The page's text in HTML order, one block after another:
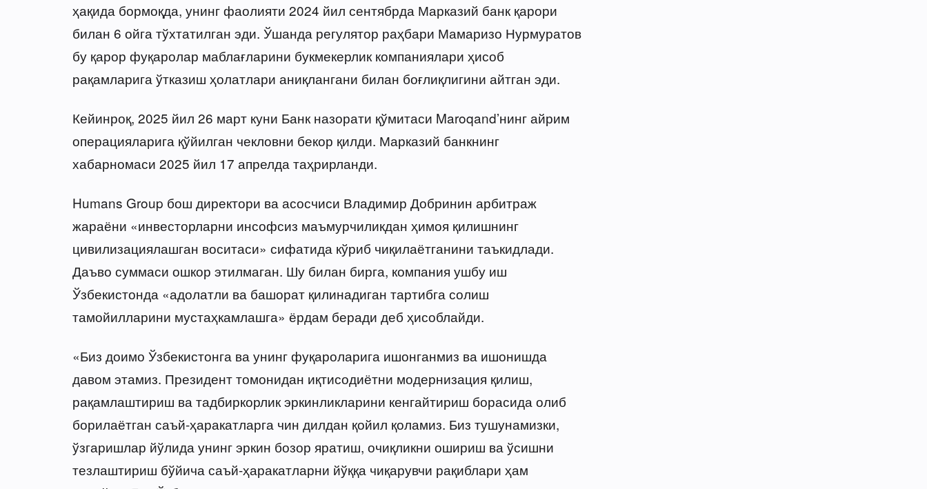
ҳақида бормоқда, унинг фаолияти 2024 йил сентябрда Марказий банк қарори
билан 6 ойга тўхтатилган эди. Ўшанда регулятор раҳбари Мамаризо Нурмуратов
бу қарор фуқаролар маблағларини букмекерлик компаниялари ҳисоб
рақамларига ўтказиш ҳолатлари аниқлангани билан боғлиқлигини айтган эди.
Кейинроқ, 2025 йил 26 март куни Банк назорати қўмитаси Maroqandʼнинг айрим
операцияларига қўйилган чекловни бекор қилди. Марказий банкнинг
хабарномаси 2025 йил 17 апрелда таҳрирланди.
Humans Group бош директори ва асосчиси Владимир Добринин арбитраж
жараёни «инвесторларни инсофсиз маъмурчиликдан ҳимоя қилишнинг
цивилизациялашган воситаси» сифатида кўриб чиқилаётганини таъкидлади.
Даъво суммаси ошкор этилмаган. Шу билан бирга, компания ушбу иш
Ўзбекистонда «адолатли ва башорат қилинадиган тартибга солиш
тамойилларини мустаҳкамлашга» ёрдам беради деб ҳисоблайди.
«Биз доимо Ўзбекистонга ва унинг фуқароларига ишонганмиз ва ишонишда
давом этамиз. Президент томонидан иқтисодиётни модернизация қилиш,
рақамлаштириш ва тадбиркорлик эркинликларини кенгайтириш борасида олиб
борилаётган саъй-ҳаракатларга чин дилдан қойил қоламиз. Биз тушунамизки,
ўзгаришлар йўлида унинг эркин бозор яратиш, очиқликни ошириш ва ўсишни
тезлаштириш бўйича саъй-ҳаракатларни йўққа чиқарувчи рақиблари ҳам